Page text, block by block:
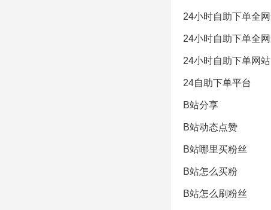
24小时自助下单全
24小时自助下单全
24小时自助下单网站
24自助下单平台
B站分享
B站动态点赞
B站哪里买粉丝
B站怎么买粉
B站怎么刷粉丝